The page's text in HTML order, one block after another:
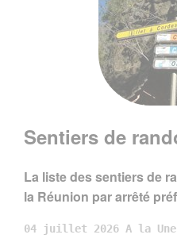
Sentiers de
La liste des sentiers de
la Réunion par arrêté
04 juillet 2026 A la Une